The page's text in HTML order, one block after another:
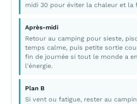
midi 30 pour éviter la chaleur et la
Après-midi
Retour au camping pour sieste,
temps calme, puis petite sortie
fin de journée si tout le monde a
l'énergie.
Plan B
Si vent ou fatigue, rester au